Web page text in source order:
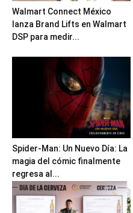
Walmart Connect México
lanza Brand Lifts en Walmart
DSP para medir...
Spider-Man: Un Nuevo Día: La
magia del cómic finalmente
regresa al...